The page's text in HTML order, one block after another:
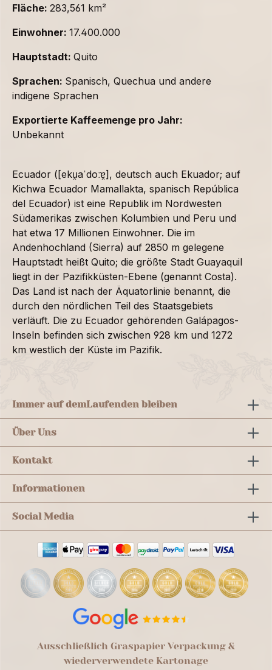
Fläche: 283,561 km²
Einwohner: 17.400.000
Hauptstadt: Quito
Sprachen: Spanisch, Quechua und andere
indigene Sprachen
Exportierte Kaffeemenge pro Jahr:
Unbekannt
Ecuador ([eku̯aˈdoːɐ̯], deutsch auch Ekuador; auf
Kichwa Ecuador Mamallakta, spanisch República
del Ecuador) ist eine Republik im Nordwesten
Südamerikas zwischen Kolumbien und Peru und
hat etwa 17 Millionen Einwohner. Die im
Andenhochland (Sierra) auf 2850 m gelegene
Hauptstadt heißt Quito; die größte Stadt Guayaquil
liegt in der Pazifikküsten-Ebene (genannt Costa).
Das Land ist nach der Äquatorlinie benannt, die
durch den nördlichen Teil des Staatsgebiets
verläuft. Die zu Ecuador gehörenden Galápagos-
Inseln befinden sich zwischen 928 km und 1272
km westlich der Küste im Pazifik.
Immer auf demLaufenden bleiben
Über Uns
Kontakt
Informationen
Social Media
Ausschließlich Graspapier Verpackung &
wiederverwendete Kartonage